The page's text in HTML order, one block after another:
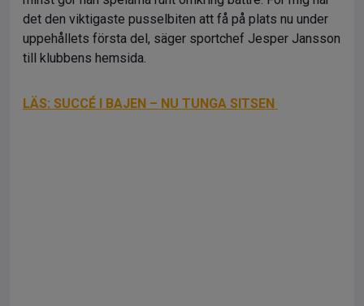
det den viktigaste pusselbiten att få på plats nu under
uppehållets första del, säger sportchef Jesper Jansson
till klubbens hemsida.
LÄS: SUCCÉ I BAJEN – NU TUNGA SITSEN